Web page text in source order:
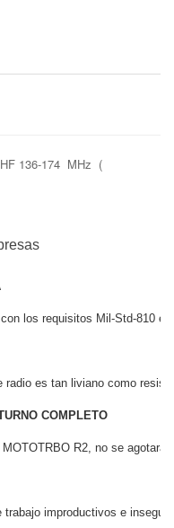
136-174 MHz (
los requisitos Mil-Std-810
radio es tan liviano como
COMPLETO
R2, no se
trabajo improductivos e